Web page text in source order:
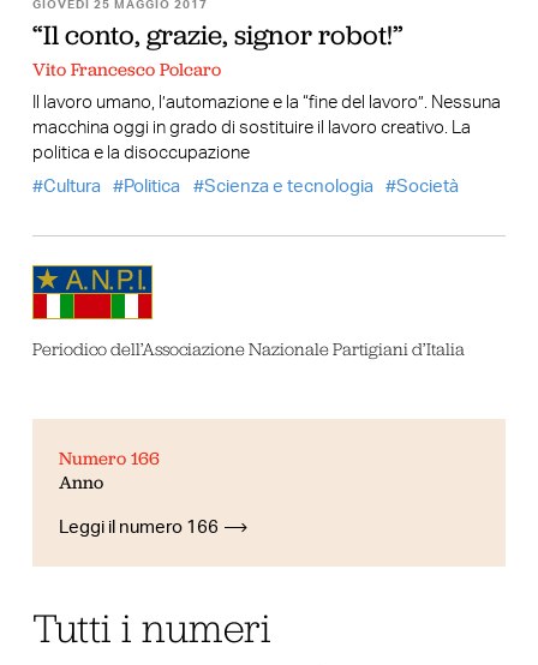
GIOVEDÌ 25 MAGGIO 2017
“Il conto, grazie, signor robot!”
Vito Francesco Polcaro
Il lavoro umano, l’automazione e la “fine del lavoro”. Nessuna
macchina oggi in grado di sostituire il lavoro creativo. La
politica e la disoccupazione
Cultura
Politica Scienza e tecnologia Società
Periodico dell’Associazione Nazionale Partigiani d’Italia
Numero 166
Anno
Leggi il numero 166
Tutti i numeri